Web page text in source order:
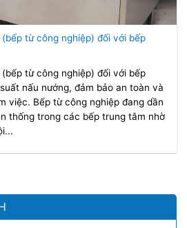
từ công nghiệp) đối với bếp
từ công nghiệp) đối với bếp
nấu nướng, đảm bảo an toàn và
việc. Bếp từ công nghiệp đang dần
thống trong các bếp trung tâm nhờ